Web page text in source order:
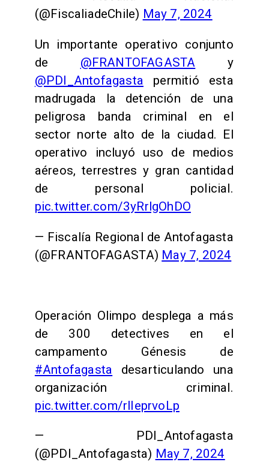
(@FiscaliadeChile) May 7, 2024
Un importante operativo conjunto
de @FRANTOFAGASTA y
@PDI_Antofagasta permitió esta
madrugada la detención de una
peligrosa banda criminal en el
sector norte alto de la ciudad. El
operativo incluyó uso de medios
aéreos, terrestres y gran cantidad
de personal policial.
pic.twitter.com/3yRrlgOhDO
— Fiscalía Regional de Antofagasta
(@FRANTOFAGASTA) May 7, 2024
Operación Olimpo desplega a más
de 300 detectives en el
campamento Génesis de
#Antofagasta desarticulando una
organización criminal.
pic.twitter.com/rlIeprvoLp
— PDI_Antofagasta
(@PDI_Antofagasta) May 7, 2024